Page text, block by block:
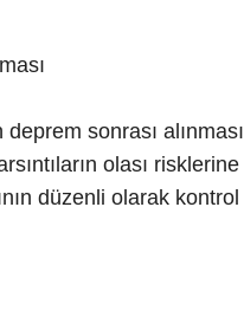
sonrası alınması
olası risklerine
düzenli olarak kontrol